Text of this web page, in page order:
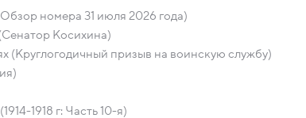
номера 31 июля 2026 года)
Косихина)
(Круглогодичный призыв на воинскую службу)
1918 г: Часть 10-я)